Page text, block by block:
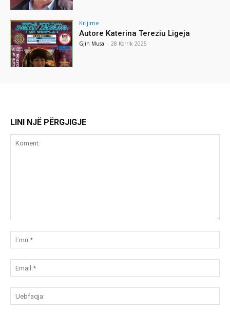
Krijime
Autore Katerina Tereziu Ligeja
Gjin Musa - 28 Korrik 2025
LINI NJË PËRGJIGJE